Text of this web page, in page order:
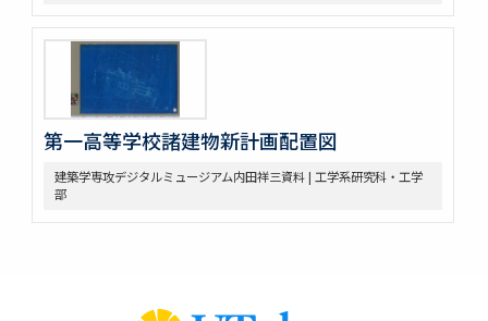
第一高等学校諸建物新計画配置図
建築学専攻デジタルミュージアム内田祥三資料 | 工学系研究科・工学
部